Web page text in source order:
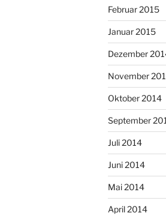
Februar 2015
Januar 2015
Dezember
November
Oktober 2014
September
Juli 2014
Juni 2014
Mai 2014
April 2014